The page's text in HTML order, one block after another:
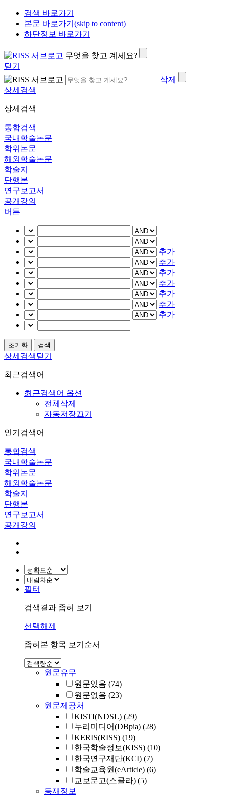
검색 바로가기
본문 바로가기(skip to content)
하단정보 바로가기
무엇을 찾고 계세요?
닫기
삭제
상세검색
상세검색
통합검색
국내학술논문
학위논문
해외학술논문
학술지
단행본
연구보고서
공개강의
버튼
추가
추가
추가
추가
추가
추가
추가
상세검색닫기
최근검색어
최근검색어 옵션
전체삭제
자동저장끄기
인기검색어
통합검색
국내학술논문
학위논문
해외학술논문
학술지
단행본
연구보고서
공개강의
필터
검색결과 좁혀 보기
선택해제
좁혀본 항목 보기순서
원문유무
원문있음 (74)
원문없음 (23)
원문제공처
KISTI(NDSL) (29)
누리미디어(DBpia) (28)
KERIS(RISS) (19)
한국학술정보(KISS) (10)
한국연구재단(KCI) (7)
학술교육원(eArticle) (6)
교보문고(스콜라) (5)
등재정보